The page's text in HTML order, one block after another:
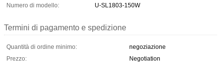
Numero di modello:
U-SL1803-150W
Termini di pagamento e spedizione
Quantità di ordine minimo:
negoziazione
Prezzo:
Negotiation